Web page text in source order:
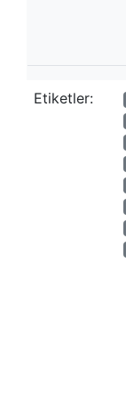
Etiketler: